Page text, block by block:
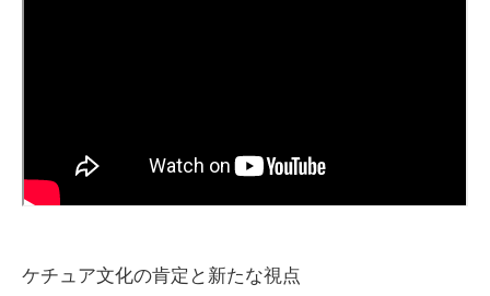
ケチュア文化の肯定と新たな視点